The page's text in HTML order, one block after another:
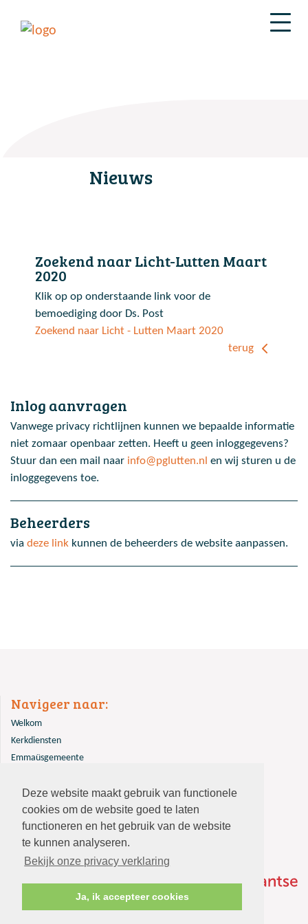
Deze website maakt gebruik van functionele
cookies om de website goed te laten
functioneren en het gebruik van de website
te kunnen analyseren.
Bekijk onze privacy verklaring
Ja, ik accepteer cookies
Nieuws
Zoekend naar Licht-Lutten Maart
2020
Klik op op onderstaande link voor de
bemoediging door Ds. Post
Zoekend naar Licht - Lutten Maart 2020
terug
Inlog aanvragen
Vanwege privacy richtlijnen kunnen we bepaalde informatie
niet zomaar openbaar zetten. Heeft u geen inloggegevens?
Stuur dan een mail naar info@pglutten.nl en wij sturen u de
inloggegevens toe.
Beheerders
via deze link kunnen de beheerders de website aanpassen.
Navigeer naar:
Welkom
Kerkdiensten
Emmaüsgemeente
Contact